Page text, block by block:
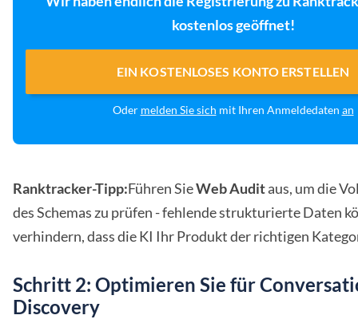
kostenlos geöffnet!
EIN KOSTENLOSES KONTO ERSTELLEN
Oder melden Sie sich mit Ihren Anmeldedaten an
Ranktracker-Tipp:Führen SieWeb Auditaus, um die
des Schemas zu prüfen - fehlende strukturierte Daten
verhindern, dass die KI Ihr Produkt der richtigen
Schritt 2: Optimieren Sie für
Discovery